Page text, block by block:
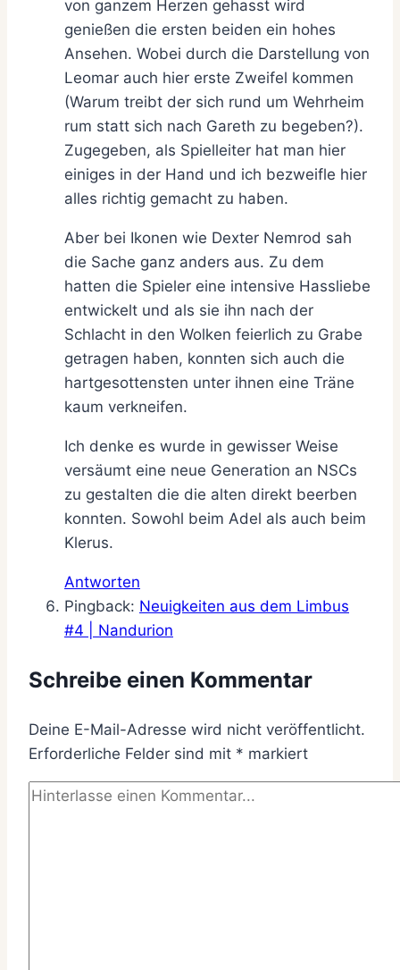
von ganzem Herzen gehasst wird
genießen die ersten beiden ein hohes
Ansehen. Wobei durch die Darstellung von
Leomar auch hier erste Zweifel kommen
(Warum treibt der sich rund um Wehrheim
rum statt sich nach Gareth zu begeben?).
Zugegeben, als Spielleiter hat man hier
einiges in der Hand und ich bezweifle hier
alles richtig gemacht zu haben.
Aber bei Ikonen wie Dexter Nemrod sah
die Sache ganz anders aus. Zu dem
hatten die Spieler eine intensive Hassliebe
entwickelt und als sie ihn nach der
Schlacht in den Wolken feierlich zu Grabe
getragen haben, konnten sich auch die
hartgesottensten unter ihnen eine Träne
kaum verkneifen.
Ich denke es wurde in gewisser Weise
versäumt eine neue Generation an NSCs
zu gestalten die die alten direkt beerben
konnten. Sowohl beim Adel als auch beim
Klerus.
Antworten
Pingback: Neuigkeiten aus dem Limbus
#4 | Nandurion
Schreibe einen Kommentar
Deine E-Mail-Adresse wird nicht veröffentlicht.
Erforderliche Felder sind mit * markiert